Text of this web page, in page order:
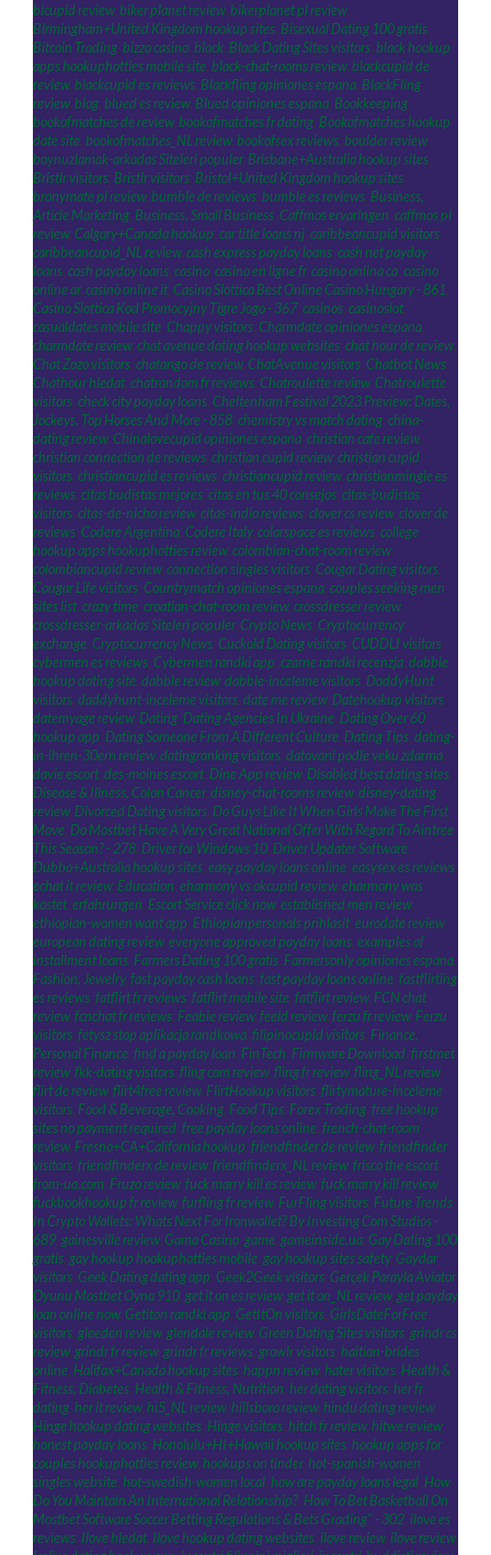
bicupid review, biker planet review, bikerplanet pl review,
Birmingham+United Kingdom hookup sites, Bisexual Dating 100 gratis,
Bitcoin Trading, bizzo casino, black, Black Dating Sites visitors, black hookup
apps hookuphotties mobile site, black-chat-rooms review, blackcupid de
review, blackcupid es reviews, Blackfling opiniones espana, BlackFling
review, blog, blued es review, Blued opiniones espana, Bookkeeping,
bookofmatches de review, bookofmatches fr dating, Bookofmatches hookup
date site, bookofmatches_NL review, bookofsex reviews, boulder review,
boynuzlamak-arkadas Siteleri populer, Brisbane+Australia hookup sites,
Bristlr visitors, Bristlr visitors, Bristol+United Kingdom hookup sites,
bronymate pl review, bumble de reviews, bumble es reviews, Business,
Article Marketing, Business, Small Business, Caffmos ervaringen, caffmos pl
review, Calgary+Canada hookup, car title loans nj, caribbeancupid visitors,
caribbeancupid_NL review, cash express payday loans, cash net payday
loans, cash payday loans, casino, casino en ligne fr, casino onlina ca, casino
online ar, casinò online it, Casino Slottica Best Online Casino Hungary - 861,
Casino Slottica Kod Promocyjny Tigre Jogo - 367, casinos, casinoslot,
casualdates mobile site, Chappy visitors, Charmdate opiniones espana,
charmdate review, chat avenue dating hookup websites, chat hour de review,
Chat Zozo visitors, chatango de review, ChatAvenue visitors, Chatbot News,
Chathour hledat, chatrandom fr reviews, Chatroulette review, Chatroulette
visitors, check city payday loans, Cheltenham Festival 2023 Preview: Dates,
Jockeys, Top Horses And More - 858, chemistry vs match dating, china-
dating review, Chinalovecupid opiniones espana, christian cafe review,
christian connection de reviews, christian cupid review, christian cupid
visitors, christiancupid es reviews, christiancupid review, christianmingle es
reviews, citas budistas mejores, citas en tus 40 consejos, citas-budistas
visitors, citas-de-nicho review, citas-indio reviews, clover cs review, clover de
reviews, Codere Argentina, Codere Italy, colarspace es reviews, college
hookup apps hookuphotties review, colombian-chat-room review,
colombiancupid review, connection singles visitors, Cougar Dating visitors,
Cougar Life visitors, Countrymatch opiniones espana, couples seeking men
sites list, crazy time, croatian-chat-room review, crossdresser review,
crossdresser-arkadas Siteleri populer, Crypto News, Cryptocurrency
exchange, Cryptocurrency News, Cuckold Dating visitors, CUDDLI visitors,
cybermen es reviews, Cybermen randki app, czarne randki recenzja, dabble
hookup dating site, dabble review, dabble-inceleme visitors, DaddyHunt
visitors, daddyhunt-inceleme visitors, date me review, Datehookup visitors,
datemyage review, Dating, Dating Agencies In Ukraine, Dating Over 60
hookup app, Dating Someone From A Different Culture, Dating Tips, dating-
in-ihren-30ern review, datingranking visitors, datovani podle veku zdarma,
davie escort, des-moines escort, Dine App review, Disabled best dating sites,
Disease & Illness, Colon Cancer, disney-chat-rooms review, disney-dating
review, Divorced Dating visitors, Do Guys Like It When Girls Make The First
Move, Do Mostbet Have A Very Great National Offer With Regard To Aintree
This Season? - 278, Driver for Windows 10, Driver Updater Software,
Dubbo+Australia hookup sites, easy payday loans online, easysex es reviews,
echat it review, Education, eharmony vs okcupid review, eharmony was
kostet, erfahrungen, Escort Service click now, established men review,
ethiopian-women want app, Ethiopianpersonals prihlasit, eurodate review,
european dating review, everyone approved payday loans, examples of
installment loans, Farmers Dating 100 gratis, Farmersonly opiniones espana,
Fashion, Jewelry, fast payday cash loans, fast payday loans online, fastflirting
es reviews, fatflirt fr reviews, fatflirt mobile site, fatflirt review, FCN chat
review, fcnchat fr reviews, Feabie review, feeld review, ferzu fr review, Ferzu
visitors, fetysz stop aplikacja randkowa, filipinocupid visitors, Finance,
Personal Finance, find a payday loan, FinTech, Firmware Download, firstmet
review, fkk-dating visitors, fling com review, fling fr review, fling_NL review,
flirt de review, flirt4free review, FlirtHookup visitors, flirtymature-inceleme
visitors, Food & Beverage, Cooking, Food Tips, Forex Trading, free hookup
sites no payment required, free payday loans online, french-chat-room
review, Fresno+CA+California hookup, friendfinder de review, friendfinder
visitors, friendfinderx de review, friendfinderx_NL review, frisco the escort,
from-ua.com, Fruzo review, fuck marry kill es review, fuck marry kill review,
fuckbookhookup fr review, furfling fr review, FurFling visitors, Future Trends
In Crypto Wallets: Whats Next For Ironwallet? By Investing Com Studios -
689, gainesville review, Gama Casino, game, gameinside.ua, Gay Dating 100
gratis, gay hookup hookuphotties mobile, gay hookup sites safety, Gaydar
visitors, Geek Dating dating app, Geek2Geek visitors, Gerçek Parayla Aviator
Oyunu Mostbet Oyna 910, get it on es review, get it on_NL review, get payday
loan online now, Getiton randki app, GetItOn visitors, GirlsDateForFree
visitors, gleeden review, glendale review, Green Dating Sites visitors, grindr cs
review, grindr fr review, grindr fr reviews, growlr visitors, haitian-brides
online, Halifax+Canada hookup sites, happn review, hater visitors, Health &
Fitness, Diabetes, Health & Fitness, Nutrition, her dating visitors, her fr
dating, her it review, hi5_NL review, hillsboro review, hindu dating review,
Hinge hookup dating websites, Hinge visitors, hitch fr review, hitwe review,
honest payday loans, Honolulu+HI+Hawaii hookup sites, hookup apps for
couples hookuphotties review, hookups on tinder, hot-spanish-women
singles website, hot-swedish-women local, how are payday loans legal, How
Do You Maintain An International Relationship?, How To Bet Basketball On
Mostbet Software Soccer Betting Regulations & Bets Grading" - 302, ilove es
reviews, Ilove hledat, Ilove hookup dating websites, ilove review, ilove review,